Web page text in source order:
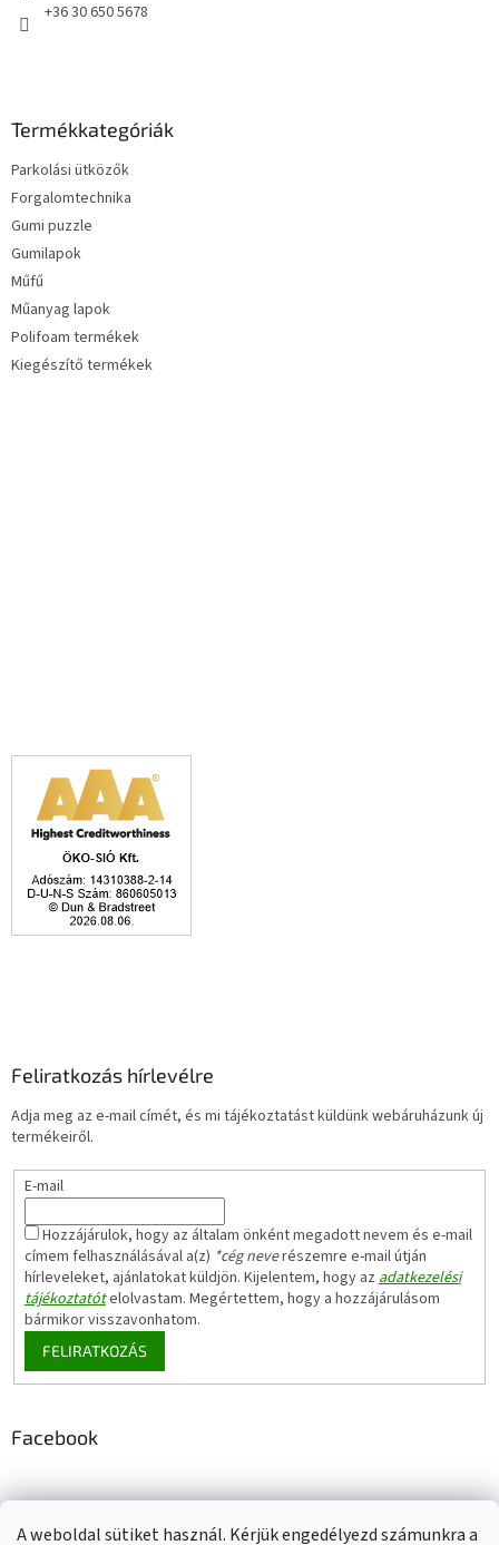
A weboldal sütiket használ. Kérjük engedélyezd számunkra a
+36 30 650 5678
Termékkategóriák
Parkolási ütközők
Forgalomtechnika
Gumi puzzle
Gumilapok
Műfű
Műanyag lapok
Polifoam termékek
Kiegészítő termékek
Feliratkozás hírlevélre
Adja meg az e-mail címét, és mi tájékoztatást küldünk webáruházunk új
termékeiről.
E-mail
Hozzájárulok, hogy az általam önként megadott nevem és e-mail
címem felhasználásával a(z) *cég neverészemre e-mail útján
hírleveleket, ajánlatokat küldjön. Kijelentem, hogy azadatkezelési
tájékoztatótelolvastam. Megértettem, hogy a hozzájárulásom
bármikor visszavonhatom.
FELIRATKOZÁS
Facebook